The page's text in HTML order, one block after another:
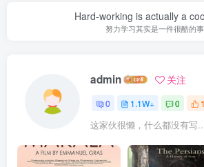
Hard-working is actually a
努力学习其实是一件很酷的事
admin 关注
0 1.1W+ 0
这家伙很懒，什么都没有写